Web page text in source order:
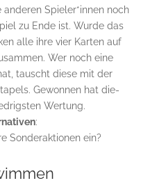
Spieler*innen noch
zu Ende ist. Wurde das
alle ihre vier Karten auf
Wer noch eine
tauscht diese mit der
Gewonnen hat die-
Wertung.
:
Sonderaktionen ein?